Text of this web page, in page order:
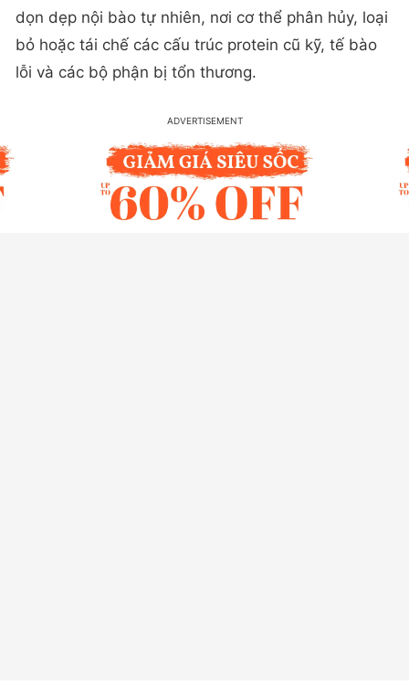
dọn dẹp nội bào tự nhiên, nơi cơ thể phân hủy, loại
bỏ hoặc tái chế các cấu trúc protein cũ kỹ, tế bào
lỗi và các bộ phận bị tổn thương.